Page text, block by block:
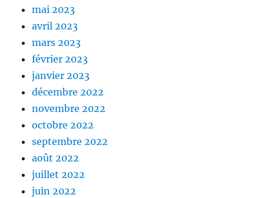
mai 2023
avril 2023
mars 2023
février 2023
janvier 2023
décembre 2022
novembre 2022
octobre 2022
septembre 2022
août 2022
juillet 2022
juin 2022